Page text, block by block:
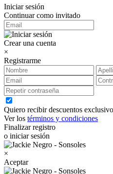
Iniciar sesión
Continuar como invitado
Crear una cuenta
×
Registrarme
Quiero recibir descuentos
Ver los términos y condiciones
Finalizar registro
o iniciar sesión
×
Aceptar